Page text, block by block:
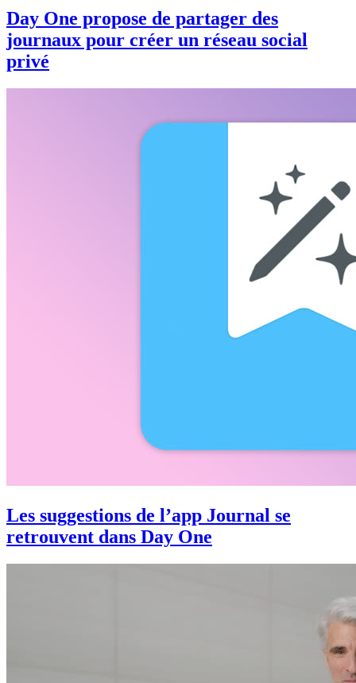
Day One propose de partager des
journaux pour créer un réseau social
privé
Les suggestions de l’app Journal se
retrouvent dans Day One